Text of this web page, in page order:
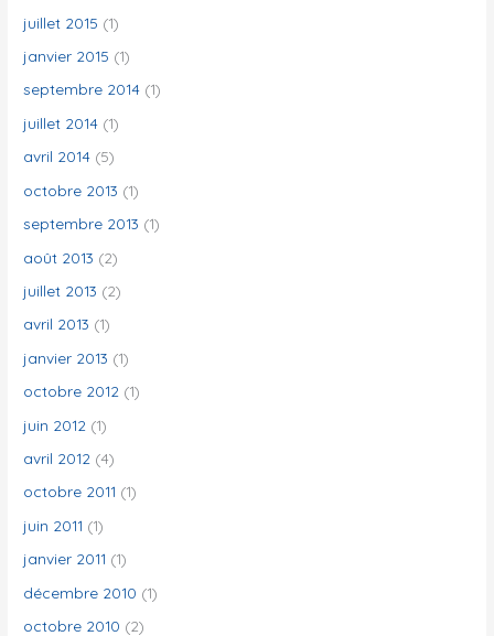
juillet 2015 (1)
janvier 2015 (1)
septembre 2014 (1)
juillet 2014 (1)
avril 2014 (5)
octobre 2013 (1)
septembre 2013 (1)
août 2013 (2)
juillet 2013 (2)
avril 2013 (1)
janvier 2013 (1)
octobre 2012 (1)
juin 2012 (1)
avril 2012 (4)
octobre 2011 (1)
juin 2011 (1)
janvier 2011 (1)
décembre 2010 (1)
octobre 2010 (2)